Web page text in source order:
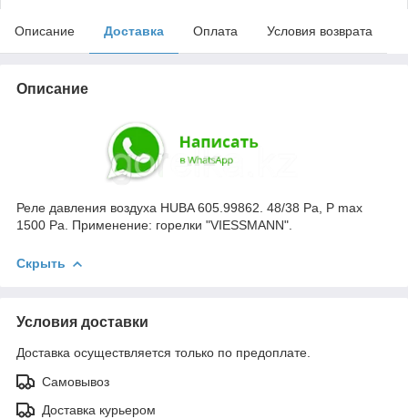
Описание Доставка Оплата Условия возврата
Описание
Реле давления воздуха HUBA 605.99862. 48/38 Pa, P max
1500 Pa. Применение: горелки "VIESSMANN".
Скрыть
Условия доставки
Доставка осуществляется только по предоплате.
Самовывоз
Доставка курьером